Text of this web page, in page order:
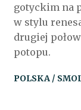
gotyckim na
w stylu
drugiej
potopu.
POLSKA /